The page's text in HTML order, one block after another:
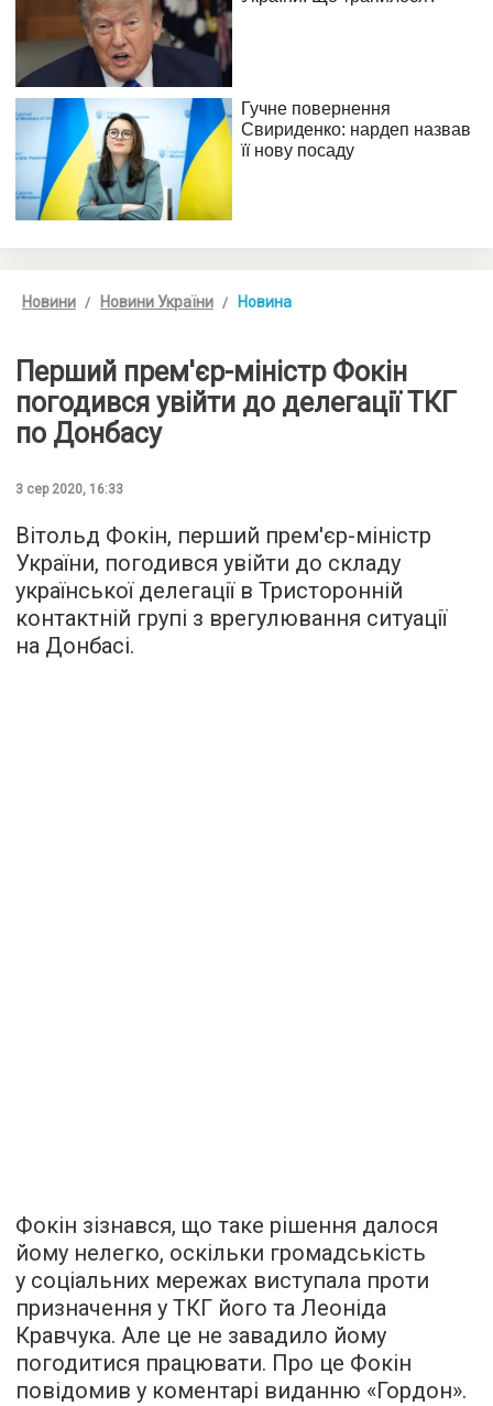
Новини Новини України Новина
Перший прем'єр-міністр Фокін
погодився увійти до делегації ТКГ
по Донбасу
3 сер 2020, 16:33
Вітольд Фокін, перший прем'єр-міністр
України, погодився увійти до складу
української делегації в Тристоронній
контактній групі з врегулювання ситуації
на Донбасі.
Фокін зізнався, що таке рішення далося
йому нелегко, оскільки громадськість
у соціальних мережах виступала проти
призначення у ТКГ його та Леоніда
Кравчука. Але це не завадило йому
погодитися працювати. Про це Фокін
повідомив у коментарі виданню «Гордон».